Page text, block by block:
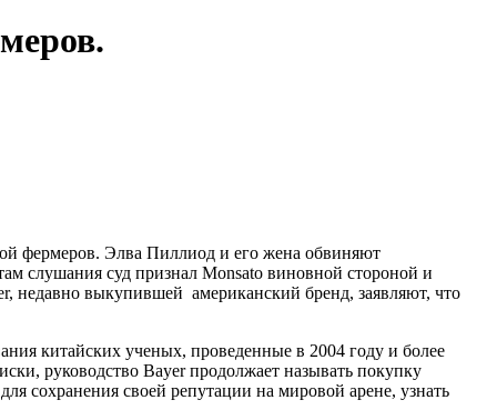
фермеров. Элва Пиллиод и его жена обвиняют
слушания суд признал Monsato виновной стороной и
выкупившей американский бренд, заявляют, что
китайских ученых, проведенные в 2004 году и более
руководство Bayer продолжает называть покупку
сохранения своей репутации на мировой арене, узнать